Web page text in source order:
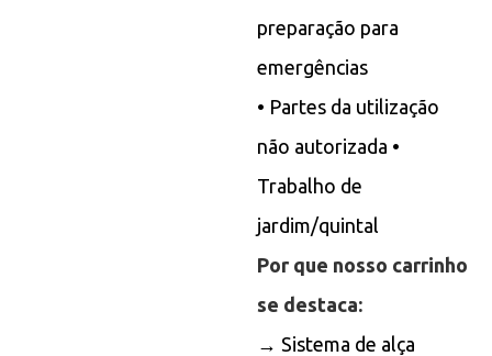
preparação para
emergências
• Partes da utilização
não autorizada •
Trabalho de
jardim/quintal
Por que nosso carrinho
se destaca:
→ Sistema de alça